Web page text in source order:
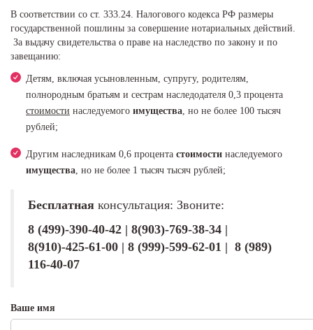
В соответствии со ст. 333.24. Налогового кодекса РФ размеры
государственной пошлины за совершение нотариальных действий.
За выдачу свидетельства о праве на наследство по закону и по
завещанию:
Детям, включая усыновленным, супругу, родителям,
полнородным братьям и сестрам наследодателя 0,3 процента
стоимости наследуемого имущества , но не более 100 тысяч
рублей;
Другим наследникам 0,6 процента стоимости наследуемого
имущества , но не более 1 тысяч тысяч рублей;
Бесплатная консультация: Звоните:
8 (499)-390-40-42 | 8(903)-769-38-34 |
8(910)-425-61-00 | 8 (999)-599-62-01 | 8 (989)
116-40-07
Ваше имя